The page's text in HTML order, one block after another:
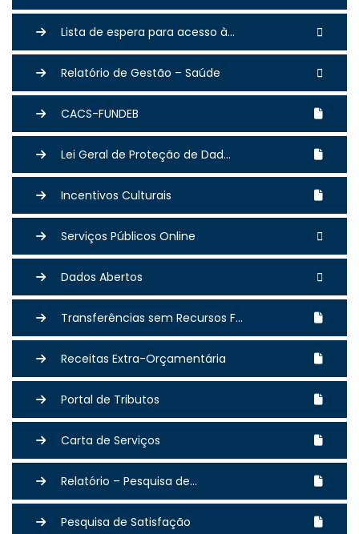
Lista de espera para acesso à...
Relatório de Gestão – Saúde
CACS-FUNDEB
Lei Geral de Proteção de Dad...
Incentivos Culturais
Serviços Públicos Online
Dados Abertos
Transferências sem Recursos F...
Receitas Extra-Orçamentária
Portal de Tributos
Carta de Serviços
Relatório – Pesquisa de...
Pesquisa de Satisfação